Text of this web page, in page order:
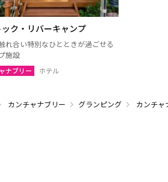
ック・リバーキャンプ
れ合い特別なひとときが過ごせる
施設
ナブリー ホテル
カンチャナブリー グランピング カンチャ